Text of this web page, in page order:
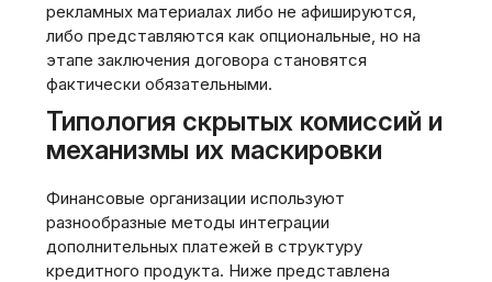
рекламных материалах либо не афишируются,
либо представляются как опциональные, но на
этапе заключения договора становятся
фактически обязательными.
Типология скрытых комиссий и
механизмы их маскировки
Финансовые организации используют
разнообразные методы интеграции
дополнительных платежей в структуру
кредитного продукта. Ниже представлена